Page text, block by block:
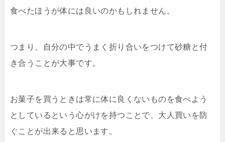
食べたほうが体には良いのかもしれません。
つまり、自分の中でうまく折り合いをつけて砂糖と付
き合うことが大事です。
お菓子を買うときは常に体に良くないものを食べよう
としているという心がけを持つことで、大人買いを防
ぐことが出来ると思います。